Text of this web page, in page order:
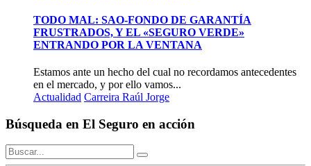
TODO MAL: SAO-FONDO DE GARANTÍA
FRUSTRADOS, Y EL «SEGURO VERDE»
ENTRANDO POR LA VENTANA
Estamos ante un hecho del cual no recordamos antecedentes
en el mercado, y por ello vamos...
Actualidad Carreira Raúl Jorge
Búsqueda en El Seguro en acción